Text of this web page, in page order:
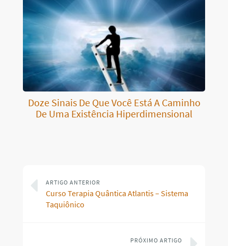
Doze Sinais De Que Você Está A Caminho
De Uma Existência Hiperdimensional
ARTIGO ANTERIOR
Curso Terapia Quântica Atlantis – Sistema
Taquiônico
PRÓXIMO ARTIGO